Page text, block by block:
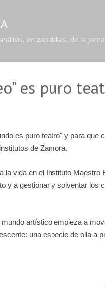
en zapatillas, de la
es puro
es puro teatro" y para que
de Zamora.
la vida en el Instituto
y a gestionar y solventar los
artístico empieza a
una especie de olla a